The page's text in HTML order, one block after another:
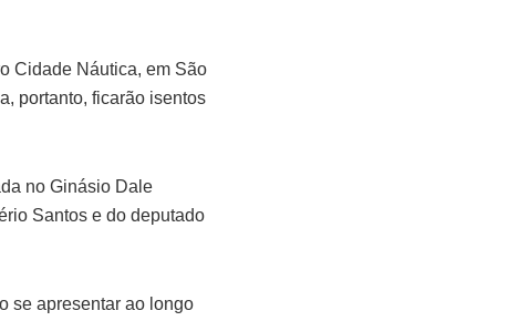
Cidade Náutica, em São
portanto, ficarão isentos
no Ginásio Dale
Santos e do deputado
se apresentar ao longo